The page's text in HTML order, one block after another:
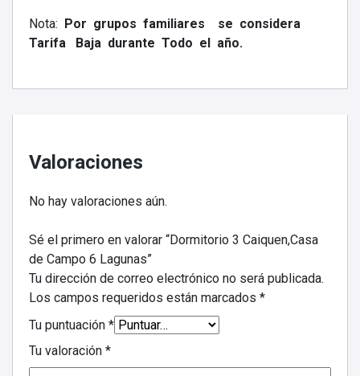
Nota: Por grupos familiares se considera
Tarifa Baja durante Todo el año.
Valoraciones
No hay valoraciones aún.
Sé el primero en valorar “Dormitorio 3 Caiquen,Casa
de Campo 6 Lagunas”
Tu dirección de correo electrónico no será publicada.
Los campos requeridos están marcados *
Tu puntuación *
Tu valoración *